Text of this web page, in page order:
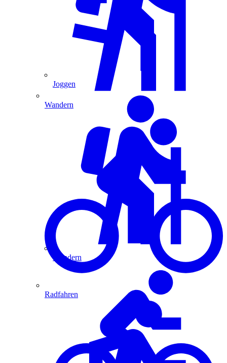
Joggen
Wandern
Wandern
Radfahren